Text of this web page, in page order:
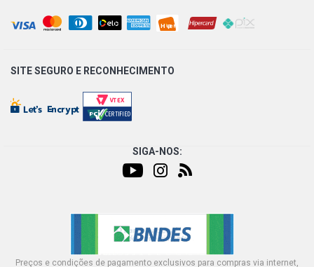
SITE SEGURO E RECONHECIMENTO
SIGA-NOS:
Preços e condições de pagamento exclusivos para compras via internet,